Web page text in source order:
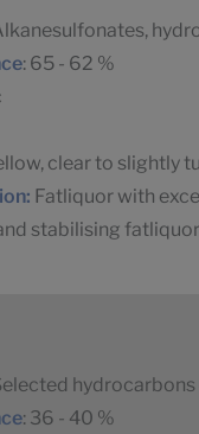
: 65 - 62 %
clear to slightly
Fatliquor with
stabilising
: 36 - 40 %